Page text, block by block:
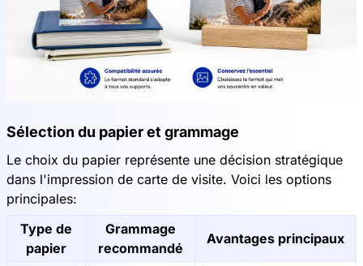
Sélection du papier et grammage
Le choix du papier représente une décision stratégique
dans l'impression de carte de visite. Voici les options
principales:
Type de
papier
Grammage
recommandé
Avantages principaux